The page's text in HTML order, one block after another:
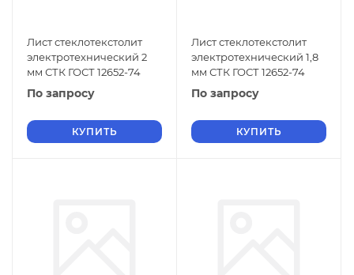
Лист стеклотекстолит
электротехнический 2
мм СТК ГОСТ 12652-74
По запросу
КУПИТЬ
Лист стеклотекстолит
электротехнический 1,8
мм СТК ГОСТ 12652-74
По запросу
КУПИТЬ